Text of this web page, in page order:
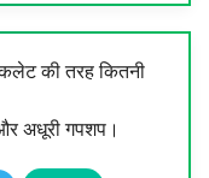
की तरह कितनी
अधूरी गपशप।